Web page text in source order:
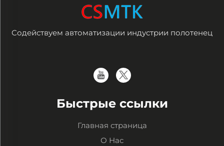
Содействуем автоматизации индустрии полотенец
Быстрые ссылки
Главная страница
О Нас